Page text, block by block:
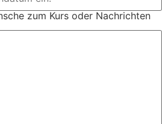
zum Kurs oder Nachrichten